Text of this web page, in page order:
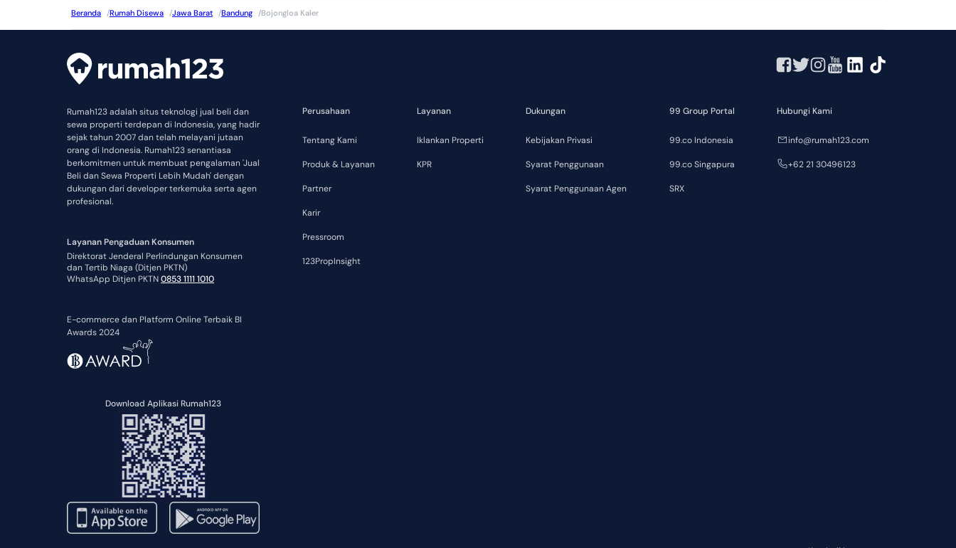
Beranda /Rumah Disewa /Jawa Barat /Bandung /Bojongloa Kaler
Rumah123 adalah situs teknologi jual beli dan
sewa properti terdepan di Indonesia, yang hadir
sejak tahun 2007 dan telah melayani jutaan
orang di Indonesia. Rumah123 senantiasa
berkomitmen untuk membuat pengalaman 'Jual
Beli dan Sewa Properti Lebih Mudah' dengan
dukungan dari developer terkemuka serta agen
profesional.
Layanan Pengaduan Konsumen
Direktorat Jenderal Perlindungan Konsumen
dan Tertib Niaga (Ditjen PKTN)
WhatsApp Ditjen PKTN0853 1111 1010
E-commerce dan Platform Online Terbaik BI
Awards 2024
Download Aplikasi Rumah123
Perusahaan
Tentang Kami
Produk & Layanan
Partner
Karir
Pressroom
123PropInsight
Layanan
Iklankan Properti
KPR
Dukungan
Kebijakan Privasi
Syarat Penggunaan
Syarat Penggunaan Agen
99 Group Portal
99.co Indonesia
99.co Singapura
SRX
Hubungi Kami
info@rumah123.com
+62 21 30496123